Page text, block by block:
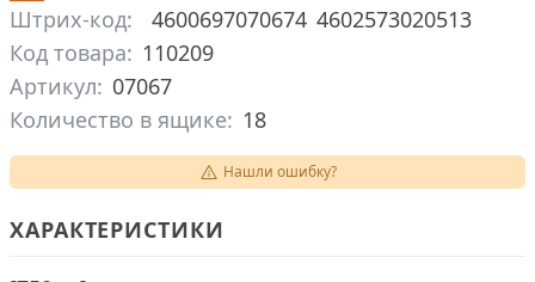
Штрих-код: 4600697070674 4602573020513
Код товара: 110209
Артикул: 07067
Количество в ящике: 18
Нашли ошибку?
ХАРАКТЕРИСТИКИ